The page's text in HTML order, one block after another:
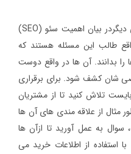
نکته ی دیگردر بیان اهمیت سئو (SEO)
طالب این مسئله هستند که
بدانند. آن ها در واقع دوست
شان کشف شود. برای برقراری
تلاش کنید تا از مشتریان
مثال از علاقه مندی های آن ها
به عمل آورید تا ازآن ها
استفاده از اطلاعات خرید می